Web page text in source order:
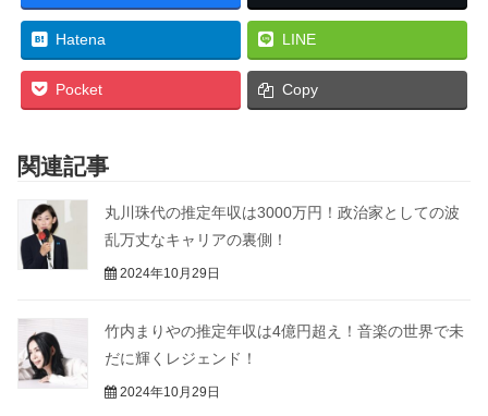
Hatena LINE
Pocket Copy
関連記事
丸川珠代の推定年収は3000万円！政治家としての波
乱万丈なキャリアの裏側！
2024年10月29日
竹内まりやの推定年収は4億円超え！音楽の世界で未
だに輝くレジェンド！
2024年10月29日